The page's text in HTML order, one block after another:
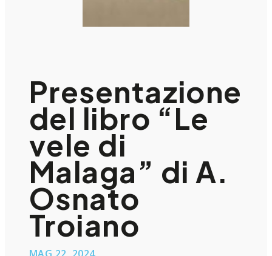
Presentazione
del libro “Le
vele di
Malaga” di A.
Osnato
Troiano